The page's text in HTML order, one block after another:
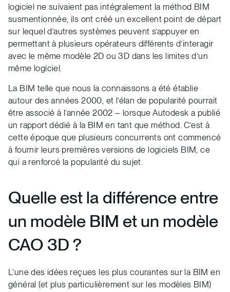
logiciel ne suivaient pas intégralement la méthod BIM
susmentionnée, ils ont créé un excellent point de départ
sur lequel d’autres systèmes peuvent s’appuyer en
permettant à plusieurs opérateurs différents d’interagir
avec le même modèle 2D ou 3D dans les limites d’un
même logiciel.
La BIM telle que nous la connaissons a été établie
autour des années 2000, et l’élan de popularité pourrait
être associé à l’année 2002 – lorsque Autodesk a publié
un rapport dédié à la BIM en tant que méthod. C’est à
cette époque que plusieurs concurrents ont commencé
à fournir leurs premières versions de logiciels BIM, ce
qui a renforcé la popularité du sujet.
Quelle est la différence entre
un modèle BIM et un modèle
CAO 3D ?
L’une des idées reçues les plus courantes sur la BIM en
général (et plus particulièrement sur les modèles BIM)